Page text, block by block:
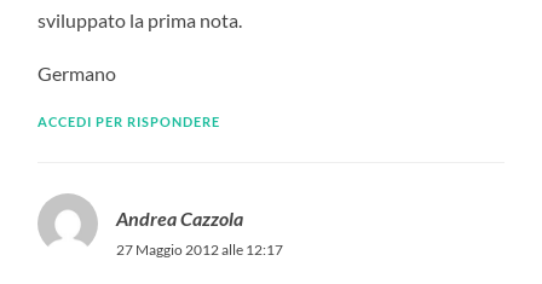
sviluppato la prima nota.
Germano
ACCEDI PER RISPONDERE
Andrea Cazzola
27 Maggio 2012 alle 12:17